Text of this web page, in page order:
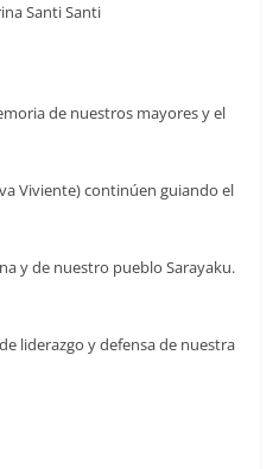
Santi Santi
de nuestros mayores y el
Viviente) continúen guiando el
y de nuestro pueblo Sarayaku.
liderazgo y defensa de nuestra